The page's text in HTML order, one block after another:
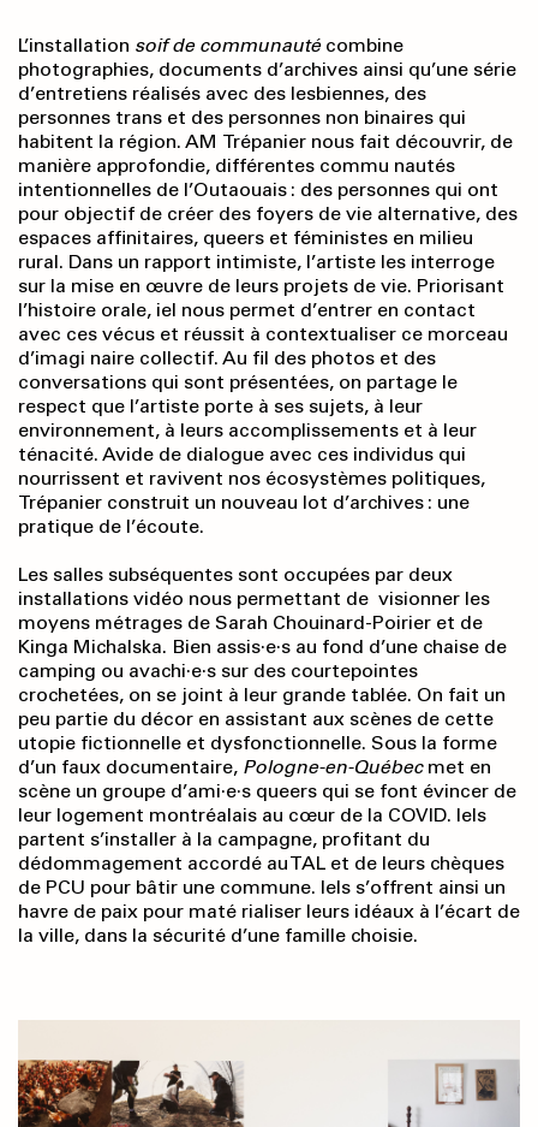
L’installation soif de communauté combine
photographies, documents d’archives ainsi qu’une série
d’entretiens réalisés avec des lesbiennes, des
personnes trans et des personnes non binaires qui
habitent la région. AM Trépanier nous fait découvrir, de
manière approfondie, différentes commu nautés
intentionnelles de l’Outaouais : des personnes qui ont
pour objectif de créer des foyers de vie alternative, des
espaces affinitaires, queers et féministes en milieu
rural. Dans un rapport intimiste, l’artiste les interroge
sur la mise en œuvre de leurs projets de vie. Priorisant
l’histoire orale, iel nous permet d’entrer en contact
avec ces vécus et réussit à contextualiser ce morceau
d’imagi naire collectif. Au fil des photos et des
conversations qui sont présentées, on partage le
respect que l’artiste porte à ses sujets, à leur
environnement, à leurs accomplissements et à leur
ténacité. Avide de dialogue avec ces individus qui
nourrissent et ravivent nos écosystèmes politiques,
Trépanier construit un nouveau lot d’archives : une
pratique de l’écoute.
Les salles subséquentes sont occupées par deux
installations vidéo nous permettant de visionner les
moyens métrages de Sarah Chouinard-Poirier et de
Kinga Michalska. Bien assis·e·s au fond d’une chaise de
camping ou avachi·e·s sur des courtepointes
crochetées, on se joint à leur grande tablée. On fait un
peu partie du décor en assistant aux scènes de cette
utopie fictionnelle et dysfonctionnelle. Sous la forme
d’un faux documentaire, Pologne-en-Québecmet en
scène un groupe d’ami·e·s queers qui se font évincer de
leur logement montréalais au cœur de la COVID. Iels
partent s’installer à la campagne, profitant du
dédommagement accordé au TAL et de leurs chèques
de PCU pour bâtir une commune. Iels s’offrent ainsi un
havre de paix pour maté rialiser leurs idéaux à l’écart de
la ville, dans la sécurité d’une famille choisie.